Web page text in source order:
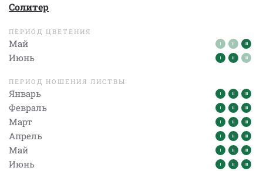
Солитер
ПЕРИОД ЦВЕТЕНИЯ
Май
Июнь
ПЕРИОД НОШЕНИЯ ЛИСТВЫ
Январь
Февраль
Март
Апрель
Май
Июнь